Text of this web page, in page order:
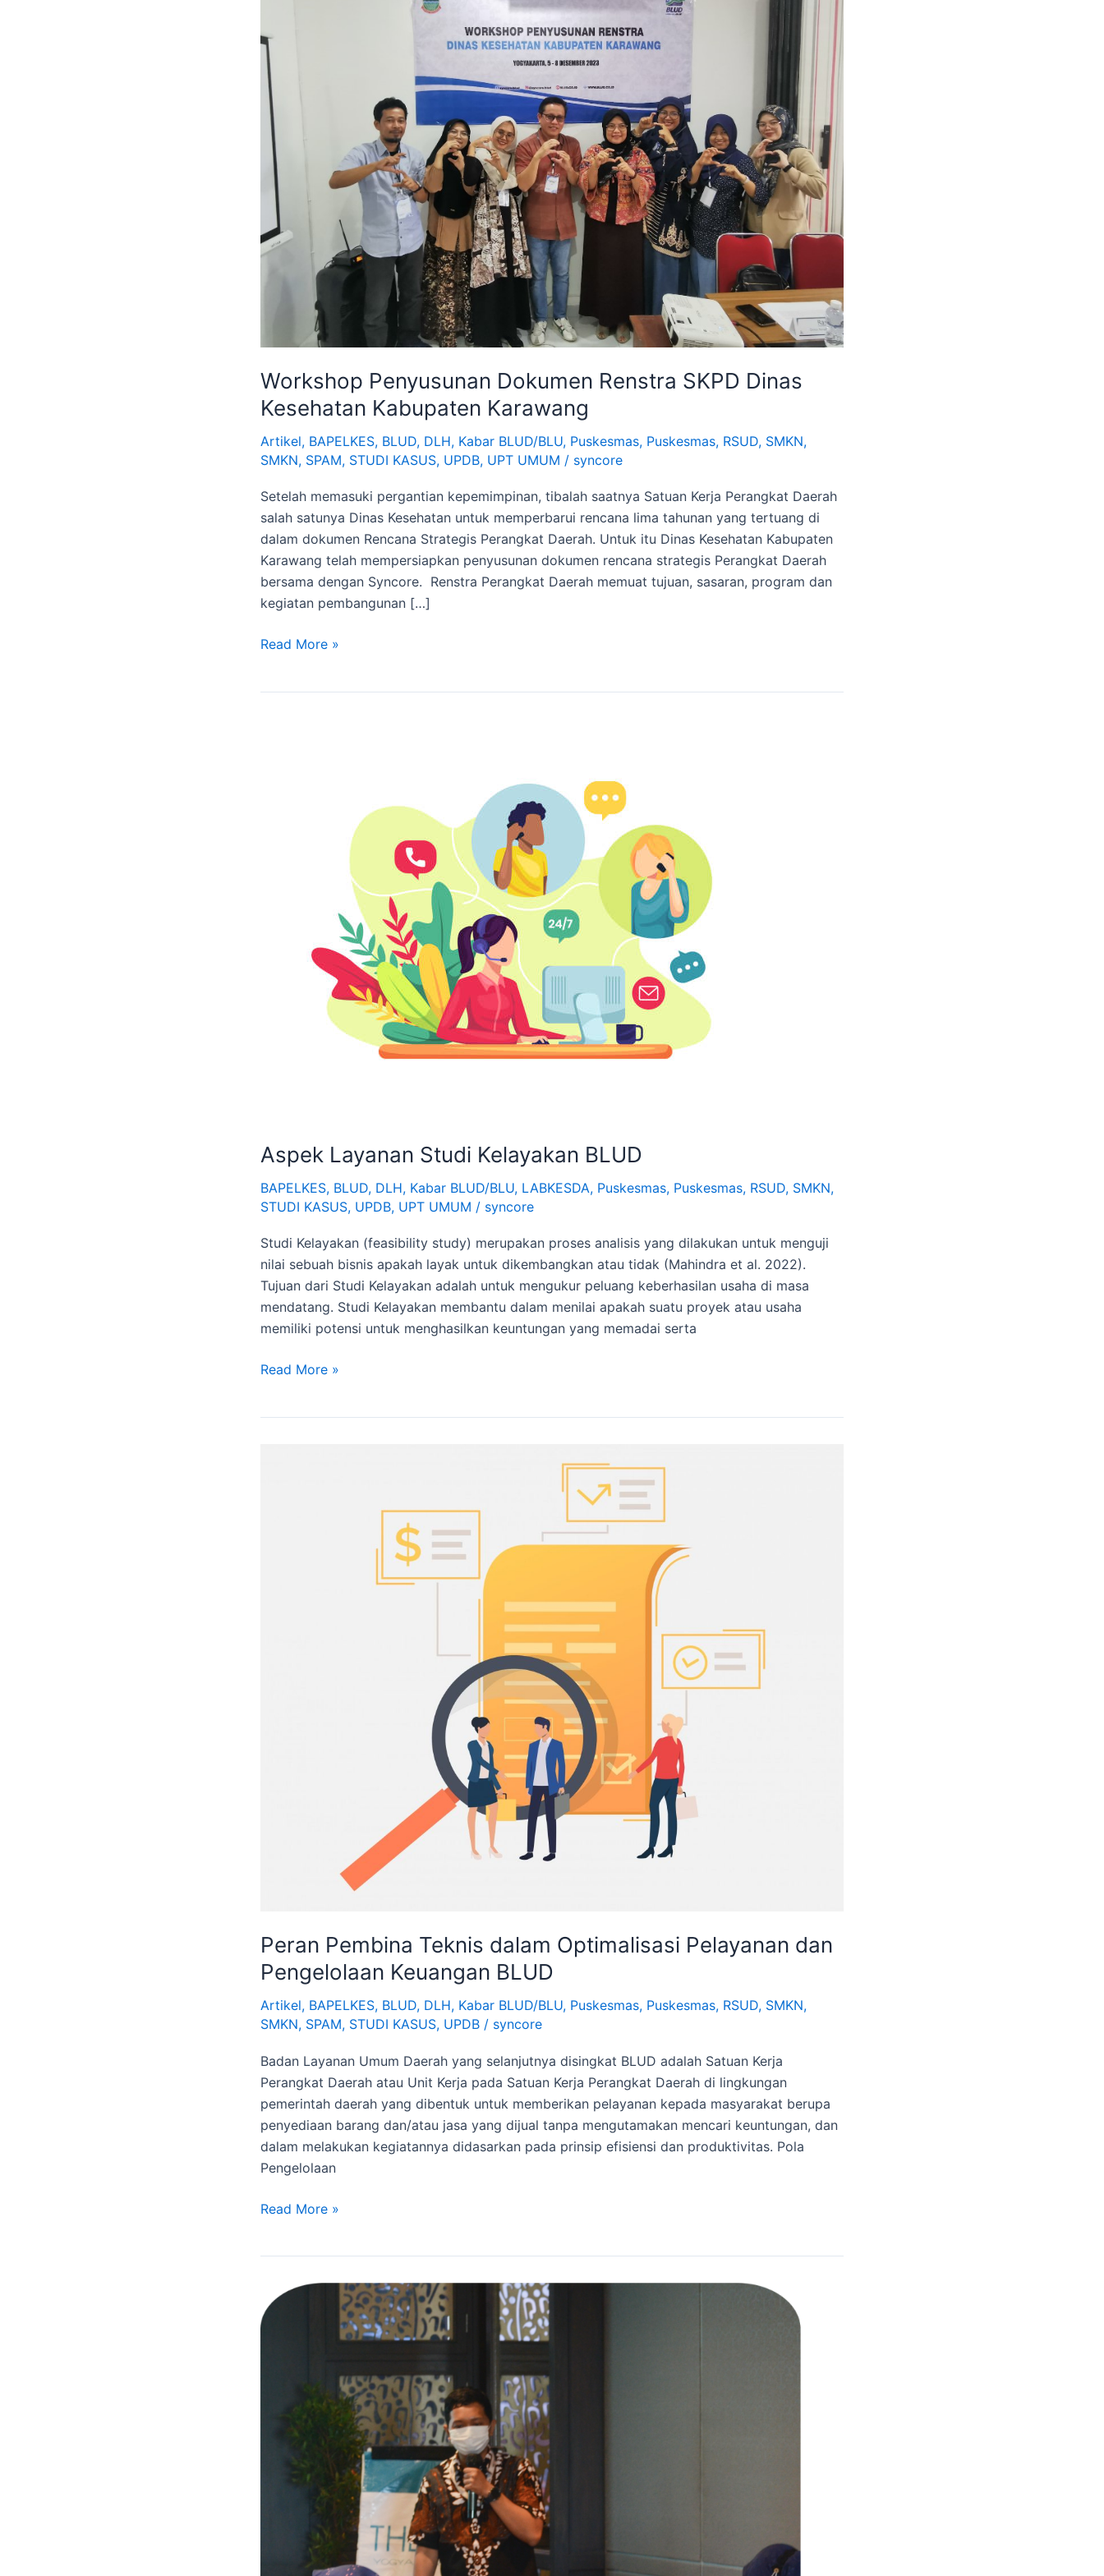
Workshop Penyusunan Dokumen Renstra SKPD Dinas
Kesehatan Kabupaten Karawang
Artikel, BAPELKES, BLUD, DLH, Kabar BLUD/BLU, Puskesmas, Puskesmas, RSUD, SMKN,
SMKN, SPAM, STUDI KASUS, UPDB, UPT UMUM / syncore
Setelah memasuki pergantian kepemimpinan, tibalah saatnya Satuan Kerja Perangkat Daerah
salah satunya Dinas Kesehatan untuk memperbarui rencana lima tahunan yang tertuang di
dalam dokumen Rencana Strategis Perangkat Daerah. Untuk itu Dinas Kesehatan Kabupaten
Karawang telah mempersiapkan penyusunan dokumen rencana strategis Perangkat Daerah
bersama dengan Syncore. Renstra Perangkat Daerah memuat tujuan, sasaran, program dan
kegiatan pembangunan […]
Kesehatan
Kabupaten
Karawang
Read More »
Aspek Layanan Studi Kelayakan BLUD
BAPELKES, BLUD, DLH, Kabar BLUD/BLU, LABKESDA, Puskesmas, Puskesmas, RSUD, SMKN,
STUDI KASUS, UPDB, UPT UMUM / syncore
Studi Kelayakan (feasibility study) merupakan proses analisis yang dilakukan untuk menguji
nilai sebuah bisnis apakah layak untuk dikembangkan atau tidak (Mahindra et al. 2022).
Tujuan dari Studi Kelayakan adalah untuk mengukur peluang keberhasilan usaha di masa
mendatang. Studi Kelayakan membantu dalam menilai apakah suatu proyek atau usaha
memiliki potensi untuk menghasilkan keuntungan yang memadai serta
Read More »
Peran Pembina Teknis dalam Optimalisasi Pelayanan dan
Pengelolaan Keuangan BLUD
Artikel, BAPELKES, BLUD, DLH, Kabar BLUD/BLU, Puskesmas, Puskesmas, RSUD, SMKN,
SMKN, SPAM, STUDI KASUS, UPDB / syncore
Badan Layanan Umum Daerah yang selanjutnya disingkat BLUD adalah Satuan Kerja
Perangkat Daerah atau Unit Kerja pada Satuan Kerja Perangkat Daerah di lingkungan
pemerintah daerah yang dibentuk untuk memberikan pelayanan kepada masyarakat berupa
penyediaan barang dan/atau jasa yang dijual tanpa mengutamakan mencari keuntungan, dan
dalam melakukan kegiatannya didasarkan pada prinsip efisiensi dan produktivitas. Pola
Pengelolaan
Read More »
Proses
Penilaian
Persyaratan
Administratif,
Pembentukan
Penilai,
Evaluasi